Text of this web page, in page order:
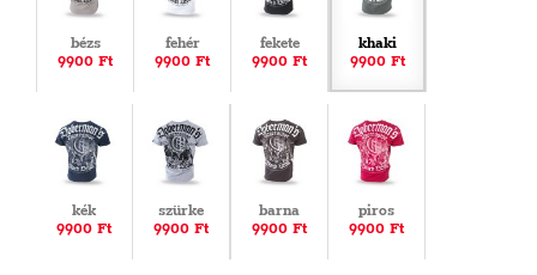
bézs
9900 Ft
fehér
9900 Ft
fekete
9900 Ft
khaki
9900 Ft
kék
9900 Ft
szürke
9900 Ft
barna
9900 Ft
piros
9900 Ft